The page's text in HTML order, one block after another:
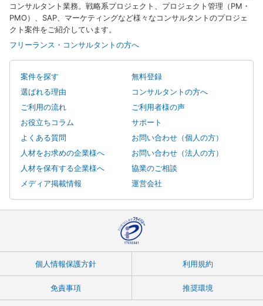
コンサルタント業務。戦略系プロジェクト、プロジェクト管理（PM・
PMO）、SAP、マーケティングなど様々なコンサルタントのプロジェ
クト案件をご紹介しています。
フリーランス・コンサルタントの方へ
案件を探す
無料登録
選ばれる理由
コンサルタントの方へ
ご利用の流れ
ご利用者様の声
お役立ちコラム
サポート
よくある質問
お問い合わせ（個人の方）
人材をお求めの企業様へ
お問い合わせ（法人の方）
人材を保有する企業様へ
協業のご相談
メディア掲載情報
運営会社
個人情報保護方針 利用規約
免責事項 推奨環境